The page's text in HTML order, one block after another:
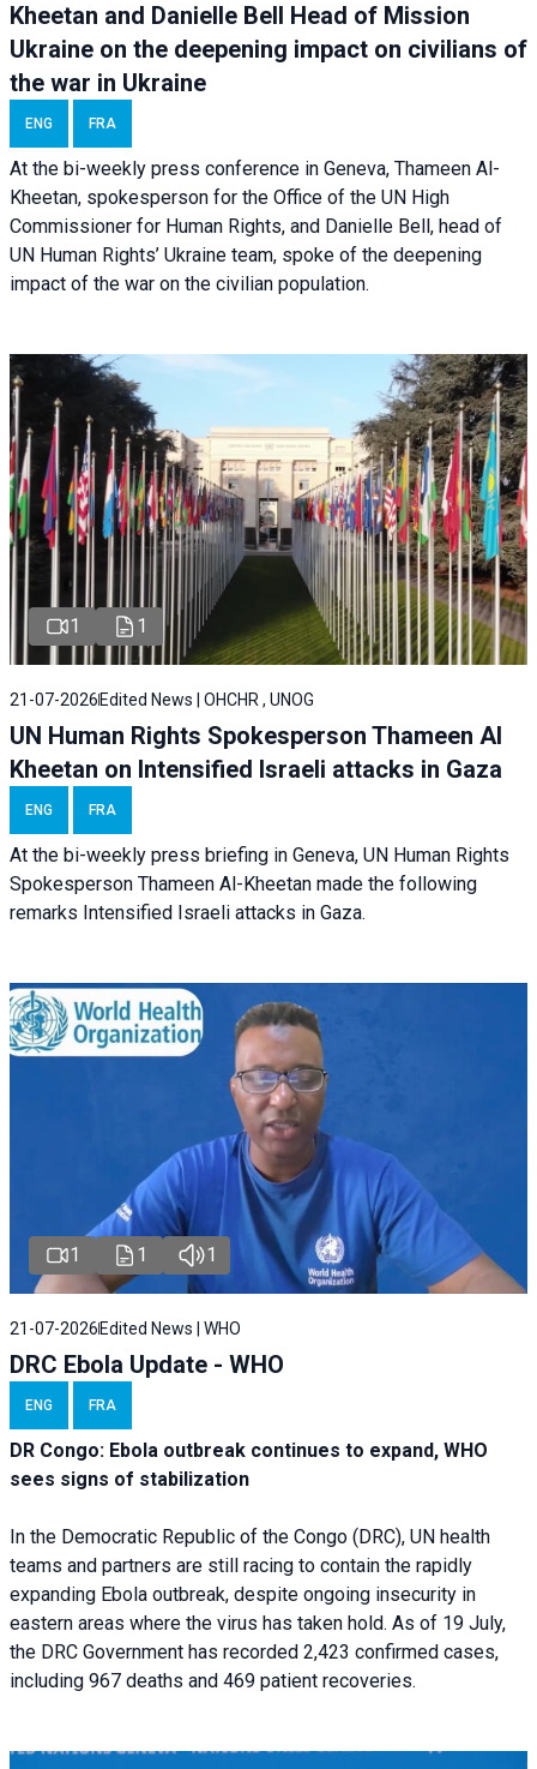
Kheetan and Danielle Bell Head of Mission
Ukraine on the deepening impact on civilians of
the war in Ukraine
ENG FRA
At the bi-weekly press conference in Geneva, Thameen Al-
Kheetan, spokesperson for the Office of the UN High
Commissioner for Human Rights, and Danielle Bell, head of
UN Human Rights’ Ukraine team, spoke of the deepening
impact of the war on the civilian population.
1 1
21-07-2026 Edited News | OHCHR , UNOG
UN Human Rights Spokesperson Thameen Al
Kheetan on Intensified Israeli attacks in Gaza
ENG FRA
At the bi-weekly press briefing in Geneva, UN Human Rights
Spokesperson Thameen Al-Kheetan made the following
remarks Intensified Israeli attacks in Gaza.
1 1 1
21-07-2026 Edited News | WHO
DRC Ebola Update - WHO
ENG FRA
DR Congo: Ebola outbreak continues to expand, WHO
sees signs of stabilization
In the Democratic Republic of the Congo (DRC), UN health
teams and partners are still racing to contain the rapidly
expanding Ebola outbreak, despite ongoing insecurity in
eastern areas where the virus has taken hold. As of 19 July,
the DRC Government has recorded 2,423 confirmed cases,
including 967 deaths and 469 patient recoveries.